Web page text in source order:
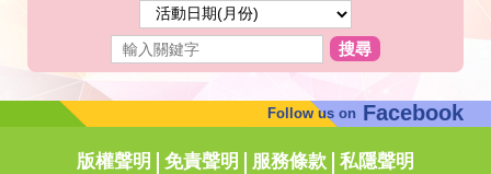
搜尋
Follow us on Facebook
版權聲明 免責聲明 服務條款 私隱聲明